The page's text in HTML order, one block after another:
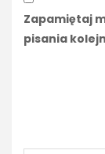
Zapamiętaj
pisania